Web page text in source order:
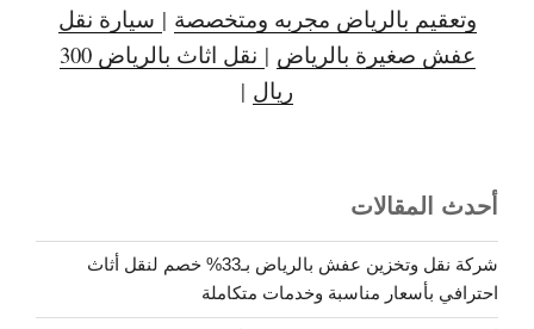
وتعقيم بالرياض مجربه ومتخصصة | سيارة نقل
عفش صغيرة بالرياض |
نقل اثاث بالرياض 300
ريال |
أحدث المقالات
شركة نقل وتخزين عفش بالرياض بـ33% خصم لنقل أثاث
احترافي بأسعار مناسبة وخدمات متكاملة